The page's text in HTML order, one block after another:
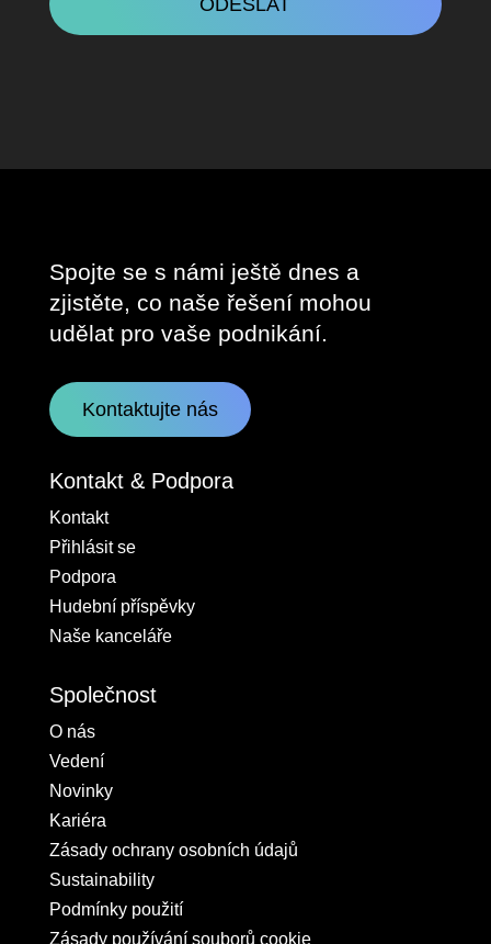
Spojte se s námi ještě dnes a
zjistěte, co naše řešení mohou
udělat pro vaše podnikání.
Kontaktujte nás
Kontakt & Podpora
Kontakt
Přihlásit se
Podpora
Hudební příspěvky
Naše kanceláře
Společnost
O nás
Vedení
Novinky
Kariéra
Zásady ochrany osobních údajů
Sustainability
Podmínky použití
Zásady používání souborů cookie